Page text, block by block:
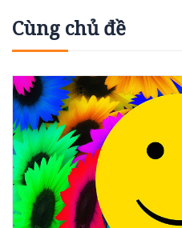
Cùng chủ đề